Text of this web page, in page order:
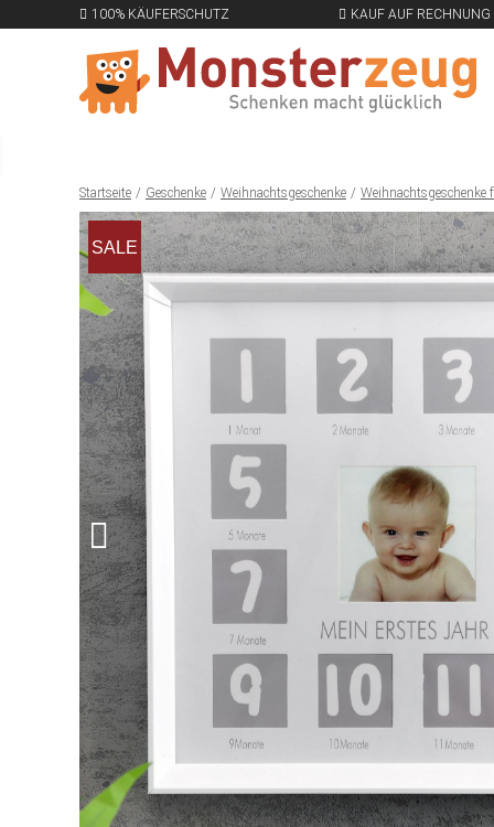
100% KÄUFERSCHUTZ KAUF AUF RECHNUNG
Startseite Geschenke Weihnachtsgeschenke Weihnachtsgeschenke
SALE